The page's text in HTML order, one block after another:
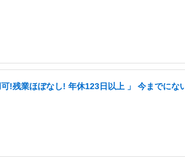
可!残業ほぼなし! 年休123日以上 」 今までにな